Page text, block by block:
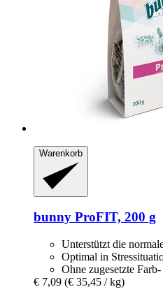
Warenkorb
bunny ProFIT, 200 g
Unterstützt die
Optimal in
Ohne zugesetzte
€ 7,09 (€ 35,45 / kg)